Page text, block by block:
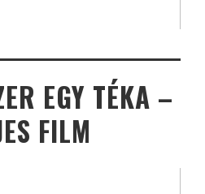
EGY TÉKA –
FILM